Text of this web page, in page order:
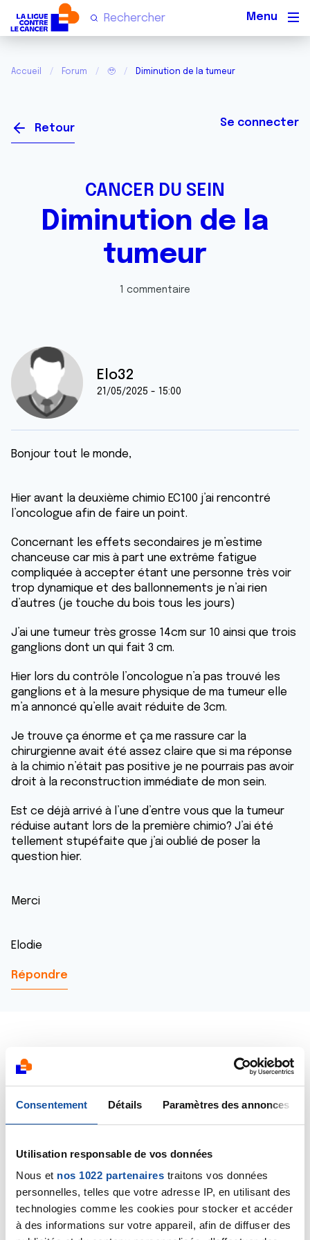
Consentement Détails Paramètres des annonces
Utilisation responsable de vos données
Nous et nos 1022 partenaires traitons vos données
personnelles, telles que votre adresse IP, en utilisant des
technologies comme les cookies pour stocker et accéder
à des informations sur votre appareil, afin de diffuser des
Accueil Forum 🥹 Diminution de la tumeur
Retour Se connecter
CANCER DU SEIN
Diminution de la
tumeur
1 commentaire
Elo32
21/05/2025 - 15:00
Bonjour tout le monde,
Hier avant la deuxième chimio EC100 j’ai rencontré
l’oncologue afin de faire un point.
Concernant les effets secondaires je m’estime
chanceuse car mis à part une extrême fatigue
compliquée à accepter étant une personne très voir
trop dynamique et des ballonnements je n’ai rien
d’autres (je touche du bois tous les jours)
J’ai une tumeur très grosse 14cm sur 10 ainsi que trois
ganglions dont un qui fait 3 cm.
Hier lors du contrôle l’oncologue n’a pas trouvé les
ganglions et à la mesure physique de ma tumeur elle
m’a annoncé qu’elle avait réduite de 3cm.
Je trouve ça énorme et ça me rassure car la
chirurgienne avait été assez claire que si ma réponse
à la chimio n’était pas positive je ne pourrais pas avoir
droit à la reconstruction immédiate de mon sein.
Est ce déjà arrivé à l’une d’entre vous que la tumeur
réduise autant lors de la première chimio? J’ai été
tellement stupéfaite que j’ai oublié de poser la
question hier.
Merci
Elodie
Répondre
Valérie G.
21/05/2025 - 17:44
Bonjour Elodie, pour ma part j'avais aussi été
agréablement surprise car la tumeur initiale de 5cm
avait aussi bien diminué dès là 1ere EC: elle était passé
à 3.5cm. Je croyais que c'était juste une impression
mais mon oncologue l'avait confirmé car il pouvait